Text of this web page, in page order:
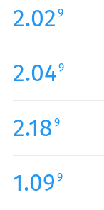
Samstag:
Sonntag:
2.02 9
2.049
2.18 9
1.09 9